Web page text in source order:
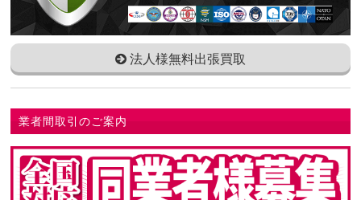
法人様無料出張買取
業者間取引のご案内